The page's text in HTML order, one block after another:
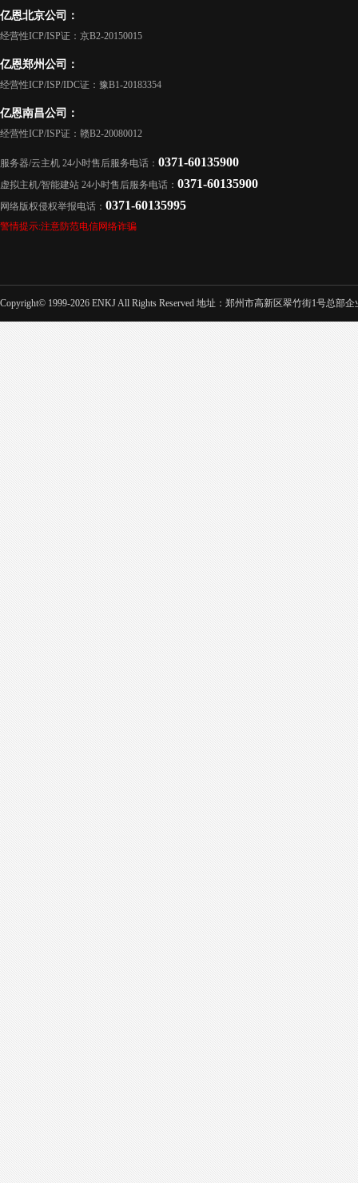
亿恩北京公司：
经营性ICP/ISP证：京B2-20150015
亿恩郑州公司：
经营性ICP/ISP/IDC证：豫B1-20183354
亿恩南昌公司：
经营性ICP/ISP证：赣B2-20080012
服务器/云主机 24小时售后服务电话： 0371-60135900
虚拟主机/智能建站 24小时售后服务电话： 0371-60135900
网络版权侵权举报电话： 0371-60135995
警情提示:注意防范电信网络诈骗
Copyright© 1999-2026 ENKJ All Rights Reserved 地址：郑州市高新区翠竹街1号